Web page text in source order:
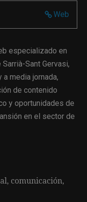
Web
especializado en
Sant Gervasi,
media jornada,
de contenido
y oportunidades de
en el sector de
comunicación,